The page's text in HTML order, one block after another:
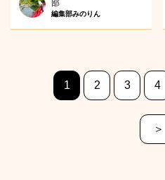
部
編集部みのりん
1 2 3 4
＞